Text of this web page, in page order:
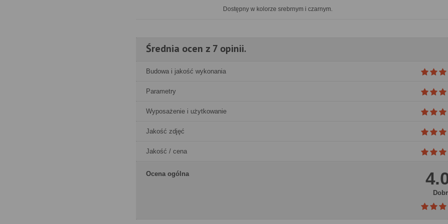
Dostępny w kolorze srebrnym i czarnym.
Średnia ocen z 7 opinii.
Budowa i jakość wykonania
Parametry
Wyposażenie i użytkowanie
Jakość zdjęć
Jakość / cena
Ocena ogólna